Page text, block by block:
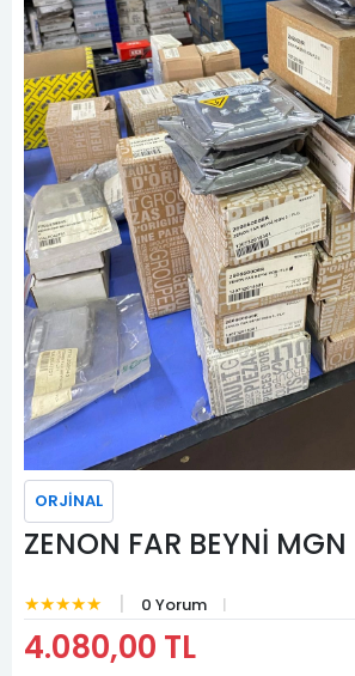
ORJİNAL
ZENON FAR BEYNİ MGN
★★★★★ 0 Yorum
4.080,00 TL